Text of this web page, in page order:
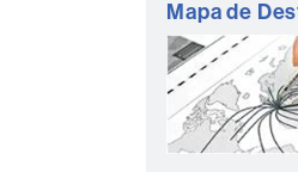
Mapa de